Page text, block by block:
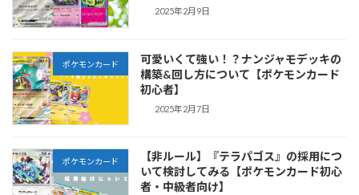
2025年2月9日
ポケモンカード
可愛いくて強い！？ナンジャモデッキの
構築&回し方について【ポケモンカード
初心者】
2025年2月7日
ポケモンカード
【非ルール】『テラパゴス』の採用につ
いて検討してみる【ポケモンカード初心
者・中級者向け】